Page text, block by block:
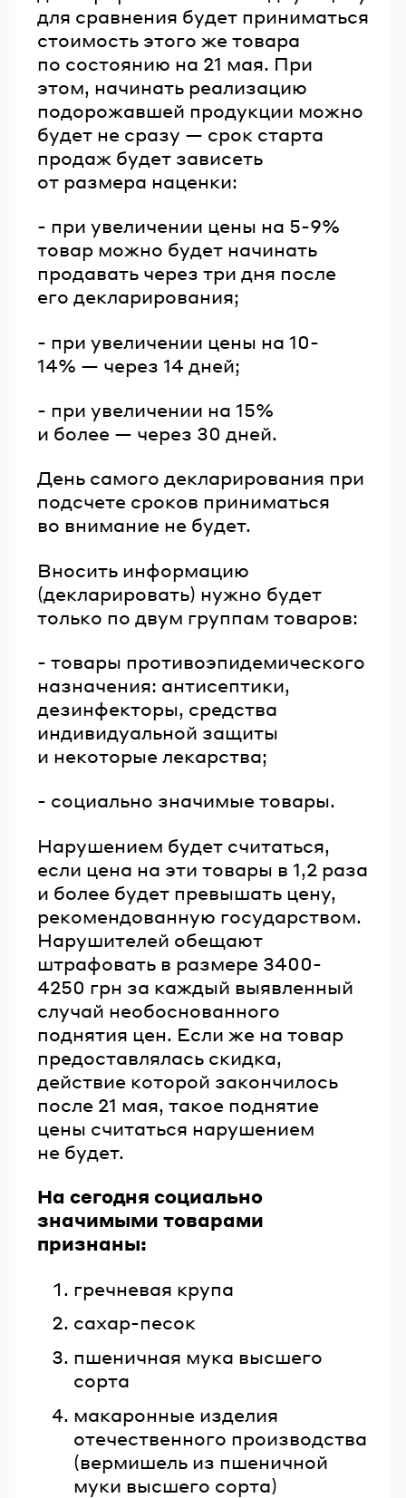
для сравнения будет приниматься
стоимость этого же товара
по состоянию на 21 мая. При
этом, начинать реализацию
подорожавшей продукции можно
будет не сразу — срок старта
продаж будет зависеть
от размера наценки:
- при увеличении цены на 5-9%
товар можно будет начинать
продавать через три дня после
его декларирования;
- при увеличении цены на 10-
14% — через 14 дней;
- при увеличении на 15%
и более — через 30 дней.
День самого декларирования при
подсчете сроков приниматься
во внимание не будет.
Вносить информацию
(декларировать) нужно будет
только по двум группам товаров:
- товары противоэпидемического
назначения: антисептики,
дезинфекторы, средства
индивидуальной защиты
и некоторые лекарства;
- социально значимые товары.
Нарушением будет считаться,
если цена на эти товары в 1,2 раза
и более будет превышать цену,
рекомендованную государством.
Нарушителей обещают
штрафовать в размере 3400-
4250 грн за каждый выявленный
случай необоснованного
поднятия цен. Если же на товар
предоставлялась скидка,
действие которой закончилось
после 21 мая, такое поднятие
цены считаться нарушением
не будет.
На сегодня социально
значимыми товарами
признаны:
гречневая крупа
сахар-песок
пшеничная мука высшего
сорта
макаронные изделия
отечественного производства
(вермишель из пшеничной
муки высшего сорта)